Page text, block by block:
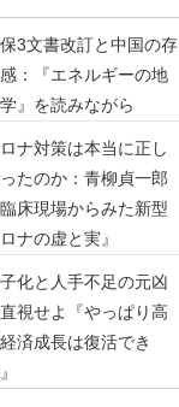
3文書改訂と中国の存
：『エネルギーの地
』を読みながら
ナ対策は本当に正し
たのか：青柳貞一郎
臨床現場からみた新型
ナの虚と実』
化と人手不足の元凶
視せよ『やっぱり高
済成長は復活でき